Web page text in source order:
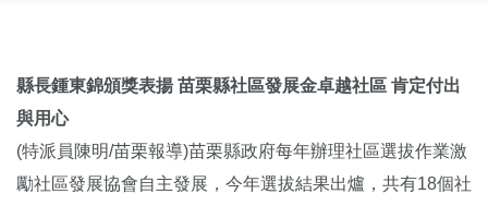
縣長鍾東錦頒獎表揚 苗栗縣社區發展金卓越社區 肯定付出
與用心
(特派員陳明/苗栗報導)苗栗縣政府每年辦理社區選拔作業激
勵社區發展協會自主發展，今年選拔結果出爐，共有18個社